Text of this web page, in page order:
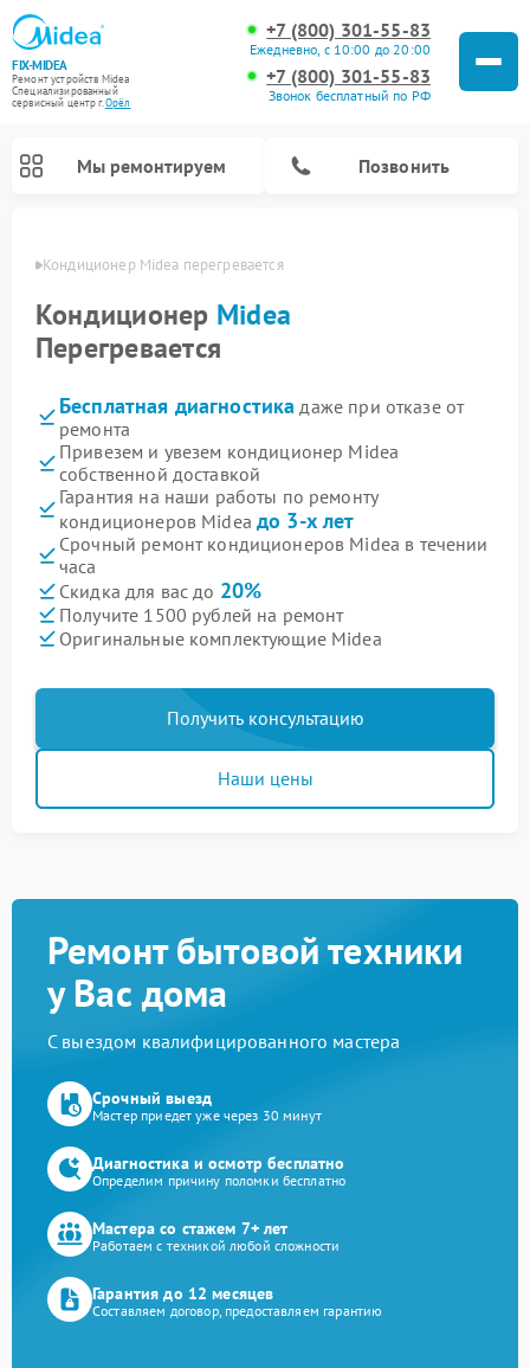
FIX-MIDEA
Ремонт устройств Midea
Специализированный
cервисный центр г.Орёл
+7 (800) 301-55-83
Ежедневно, с 10:00 до 20:00
+7 (800) 301-55-83
Звонок бесплатный по РФ
Мы ремонтируем Позвонить
Кондиционер Midea перегревается
Кондиционер Midea
Перегревается
Бесплатная диагностика даже при отказе от
ремонта
Привезем и увезем кондиционер Midea
собственной доставкой
Гарантия на наши работы по ремонту
кондиционеров Mideaдо 3-х лет
Срочный ремонт кондиционеров Midea в течении
часа
Скидка для вас до 20%
Получите 1500 рублей на ремонт
Оригинальные комплектующие Midea
Получить консультацию
Наши цены
Ремонт бытовой техники
у Вас дома
С выездом квалифицированного мастера
Срочный выезд
Мастер приедет уже через 30 минут
Диагностика и осмотр бесплатно
Определим причину поломки бесплатно
Мастера со стажем 7+ лет
Работаем с техникой любой сложности
Гарантия до 12 месяцев
Составляем договор, предоставляем гарантию